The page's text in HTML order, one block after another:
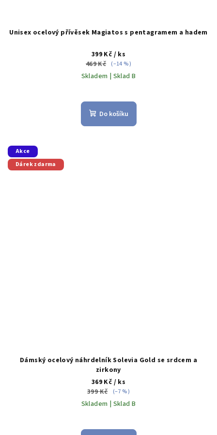
Unisex ocelový přívěsek Magiatos s pentagramem a hadem
399 Kč / ks
469 Kč (–14 %)
Skladem | Sklad B
Do košíku
Akce
Dárek zdarma
Dámský ocelový náhrdelník Solevia Gold se srdcem a
zirkony
369 Kč / ks
399 Kč
(–7 %)
Skladem | Sklad B